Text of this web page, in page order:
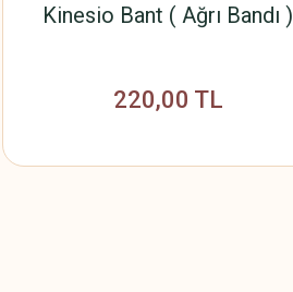
Kinesio Bant ( Ağrı Bandı )
220,00 TL